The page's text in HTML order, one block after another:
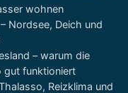
wohnen
Nordsee, Deich und
– warum die
gut funktioniert
Reizklima und